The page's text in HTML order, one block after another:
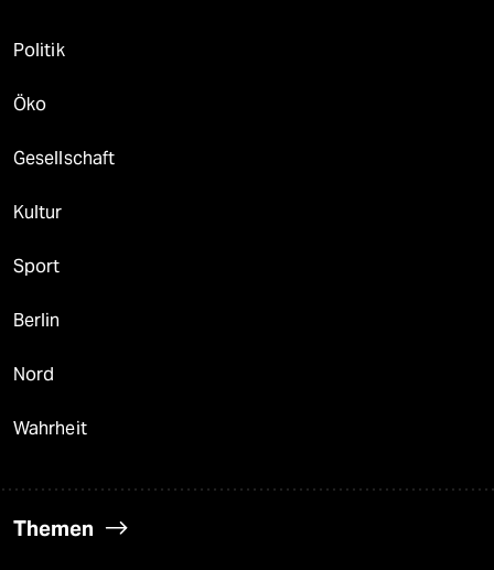
Politik
Öko
Gesellschaft
Kultur
Sport
Berlin
Nord
Wahrheit
Themen